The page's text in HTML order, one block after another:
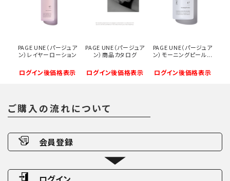
PAGE UNE（パージュア
ン）レイヤーローション
ログイン後価格表示
PAGE UNE（パージュア
ン）商品カタログ
ログイン後価格表示
PAGE UNE（パージュア
ン）モーニングピール...
ログイン後価格表示
ご購入の流れについて
会員登録